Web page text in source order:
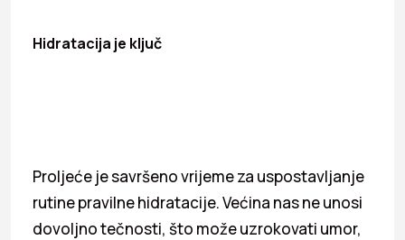
Hidratacija je ključ
Proljeće je savršeno vrijeme za uspostavljanje
rutine pravilne hidratacije. Većina nas ne unosi
dovoljno tečnosti, što može uzrokovati umor,